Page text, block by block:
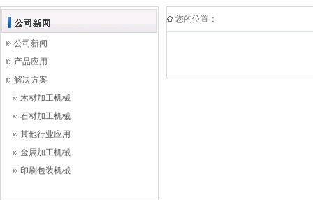
公司新闻
产品应用
解决方案
木材加工机械
石材加工机械
其他行业应用
金属加工机械
印刷包装机械
您的位置：